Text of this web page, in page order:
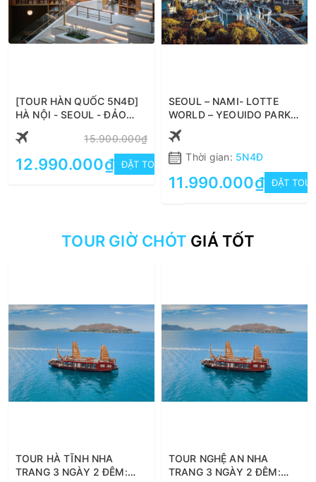
[TOUR HÀN QUỐC 5N4Đ]
HÀ NỘI - SEOUL - ĐẢO
- EVERLAND
15.900.000₫
12.990.000₫ ĐẶT TOUR
SEOUL – NAMI- LOTTE
WORLD – YEOUIDO PARK
5N4Đ
Thời gian: 5N4Đ
11.990.000₫ ĐẶT
TOUR GIỜ CHÓT GIÁ TỐT
TOUR HÀ TĨNH NHA
TRANG 3 NGÀY 2 ĐÊM:
TOUR NGHỆ AN NHA
TRANG 3 NGÀY 2 ĐÊM: